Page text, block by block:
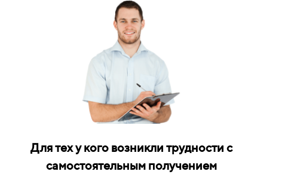
Для тех у кого возникли трудности с
самостоятельным получением